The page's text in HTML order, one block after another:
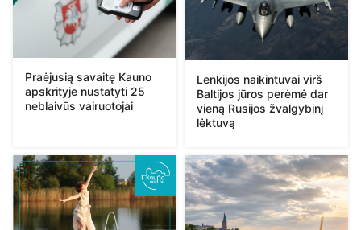
Praėjusią savaitę Kauno
apskrityje nustatyti 25
neblaivūs vairuotojai
Lenkijos naikintuvai virš
Baltijos jūros perėmė dar
vieną Rusijos žvalgybinį
lėktuvą